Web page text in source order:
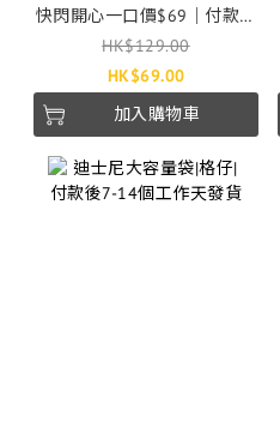
快閃開心一口價$69｜付款後
2-4個工作天發貨
HK$129.00
HK$69.00
加入購物車